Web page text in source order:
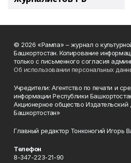
© 2026 «Рампа» – журнал о
Башкортостан. Копирование
только с письменного согласия
Об использовании персональных
Учредители: Агентство по печати и
информации Республики
Акционерное общество
Башкортостан»
Главный редактор Тонконогий Игорь
Телефон
8-347-223-21-90